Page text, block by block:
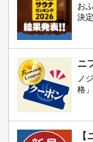
お
決定
ニ
ノ
格